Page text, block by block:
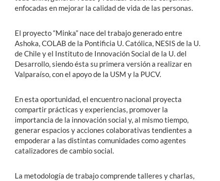
enfocadas en mejorar la calidad de vida de las personas.
El proyecto “Minka” nace del trabajo generado entre
Ashoka, COLAB de la Pontificia U. Católica, NESIS de la U.
de Chile y el Instituto de Innovación Social de la U. del
Desarrollo, siendo ésta su primera versión a realizar en
Valparaíso, con el apoyo de la USM y la PUCV.
En esta oportunidad, el encuentro nacional proyecta
compartir prácticas y experiencias, promover la
importancia de la innovación social y, al mismo tiempo,
generar espacios y acciones colaborativas tendientes a
empoderar a las distintas comunidades como agentes
catalizadores de cambio social.
La metodología de trabajo comprende talleres y charlas,